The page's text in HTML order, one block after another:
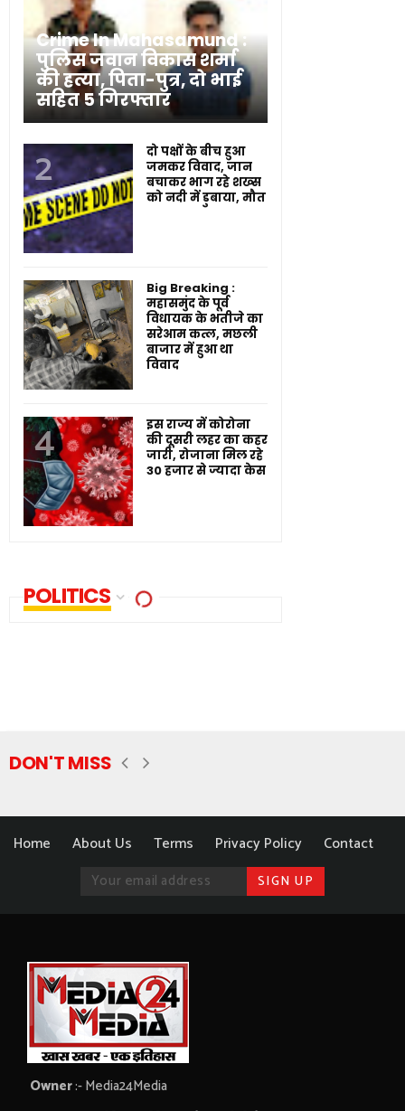
Crime In Mahasamund :
पुलिस जवान विकास शर्मा
की हत्या, पिता-पुत्र, दो भाई
सहित 5 गिरफ्तार
दो पक्षों के बीच हुआ
जमकर विवाद, जान
बचाकर भाग रहे शख्स
को नदी में डुबाया, मौत
Big Breaking :
महासमुंद के पूर्व
विधायक के भतीजे का
सरेआम कत्ल, मछली
बाजार में हुआ था
विवाद
इस राज्य में कोरोना
की दूसरी लहर का कहर
जारी, रोजाना मिल रहे
30 हजार से ज्यादा केस
POLITICS
DON'T MISS
Home About Us Terms Privacy Policy Contact
Owner:- Media24Media